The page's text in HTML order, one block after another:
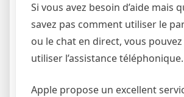
Si vous avez besoin d’aide mais
savez pas comment utiliser le
ou le chat en direct, vous
utiliser l’assistance téléphonique.
Apple propose un excellent